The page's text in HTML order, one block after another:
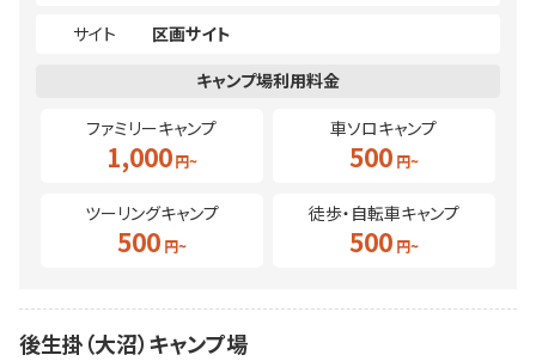
サイト
区画サイト
ファミリーキャンプ
1,000
車ソロキャンプ
500
ツーリングキャンプ
500
徒歩・自転車キャンプ
500
後生掛（大沼）キャンプ場